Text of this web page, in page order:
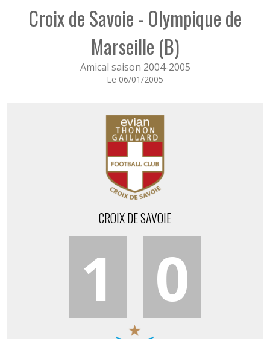
Croix de Savoie - Olympique de
Marseille (B)
Amical saison 2004-2005
Le 06/01/2005
CROIX DE SAVOIE
1 0